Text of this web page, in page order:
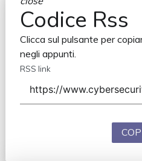
Codice Rss
Clicca sul pulsante per
negli appunti.
RSS link